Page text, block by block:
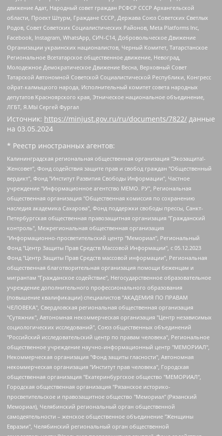
движение Адат, Народный совет граждан РСФСР СССР Архангельской
области, Проект Штурм, Граждане СССР, Держава Союз Советских Светлых
Родов, Совет Советских Социалистических Районов, Meta Platforms Inc,
Facebook, Instagram, WhatsApp, СИЧ-С14, Добровольческое Движение
Организации украинских националистов, Черный Комитет, Татарстанское
Региональное Всетатарское общественное движение, Невоград,
Молодежное Демократическое Движение Весна, Верховный Совет
Татарской Автономной Советской Социалистической Республики, Конгресс
ойрат-калмыцкого народа, Исполнительный комитет совета народных
депутатов Красноярского края, Этническое национальное объединение,
ЛГБТ, Я.МЫ Сергей Фургал
Источник: https://minjust.gov.ru/ru/documents/7822/ данные
на 03.05.2024
* Реестр иностранных агентов:
Калининградская региональная общественная организация "Экозащита!-Женсовет", Фонд содействия защите прав и свобод граждан "Общественный вердикт", Фонд "Институт Развития Свободы Информации", Частное учреждение "Информационное агентство МЕМО. РУ", Региональная общественная организация "Общественная комиссия по сохранению наследия академика Сахарова", Фонд поддержки свободы прессы, Санкт-Петербургская общественная правозащитная организация "Гражданский контроль", Межрегиональная общественная организация "Информационно-просветительский центр "Мемориал", Региональный Фонд "Центр Защиты Прав Средств Массовой Информации", с 05.12.2023 Фонд "Центр Защиты Прав Средств массовой информации", Региональная общественная благотворительная организация помощи беженцам и мигрантам "Гражданское содействие", Негосударственное образовательное учреждение дополнительного профессионального образования (повышение квалификации) специалистов "АКАДЕМИЯ ПО ПРАВАМ ЧЕЛОВЕКА", Свердловская региональная общественная организация "Сутяжник", Автономная некоммерческая организация "Центр независимых социологических исследований", Союз общественных объединений "Российский исследовательский центр по правам человека", Региональное общественное учреждение научно-информационный центр "МЕМОРИАЛ", Некоммерческая организация "Фонд защиты гласности", Автономная некоммерческая организация "Институт прав человека", Городская общественная организация "Екатеринбургское общество "МЕМОРИАЛ", Городская общественная организация "Рязанское историко-просветительское и правозащитное общество "Мемориал" (Рязанский Мемориал), Челябинский региональный орган общественной самодеятельности – женское общественное объединение "Женщины Евразии", Челябинский региональный орган общественной самодеятельности "Уральская правозащитная группа", Фонд содействия защите здоровья и социальной справедливости имени Андрея Рылькова, Автономная Некоммерческая Организация "Аналитический Центр Юрия Левады", Автономная некоммерческая организация социальной поддержки населения "Проект Апрель", Региональная общественная организация помощи женщинам и детям, находящимся в кризисной ситуации "Информационно-методический центр "Анна", Фонд содействия развитию массовых коммуникаций и правовому просвещению "Так-так-Так", Фонд содействия устойчивому развитию "Серебряная тайга", Свердловский региональный общественный фонд социальных проектов "Новое время", "Idel.Реалии", Кавказ.Реалии, Крым.Реалии, Телеканал Настоящее Время, Татаро-башкирская служба Радио Свобода (Azatliq Radiosi), Радио Свободная Европа/Радио Свобода (PCE/PC), "Сибирь.Реалии", "Фактограф", Благотворительный фонд помощи осужденным и их семьям, Автономная некоммерческая организация "Институт глобализации и социальных движений", Фонд "В защиту прав заключенных", Частное учреждение "Центр поддержки и содействия развитию средств массовой информации", Пензенский региональный общественный благотворительный фонд "Гражданский союз", "Север.Реалии", Некоммерческая организация Фонд "Правовая инициатива", Общество с ограниченной ответственностью "Радио Свободная Европа/Радио Свобода", Чешское информационное агентство "MEDIUM-ORIENT", Красноярская региональная общественная организация "Мы против СПИДа", Камалягин Денис Николаевич, Маркелов Сергей Евгеньевич, Пономарев Лев Александрович, Савицкая Людмила Алексеевна, Автономная некоммерческая организация "Центр по работе с проблемой насилия "НАСИЛИЮ.НЕТ", Межрегиональный профессиональный союз работников здравоохранения "Альянс врачей", Юридическое лицо, зарегистрированное в Латвийской Республике, SIA "Medusa Project" (регистрационный номер 40103797863, дата регистрации 10.06.2014), Некоммерческая организация "Фонд по борьбе с коррупцией", Автономная некоммерческая организация "Институт права и публичной политики", Баданин Роман Сергеевич, Гликин Максим Александрович, Железнова Мария Михайловна, Лукьянова Юлия Сергеевна, Маетная Елизавета Витальевна, Маняхин Петр Борисович, Чуракова Ольга Владимировна, Ярош Юлия Петровна, Юридическое лицо "The Insider SIA", зарегистрированное в Риге, Латвийская Республика (дата регистрации 26.06.2015), являющееся администратором доменного имени интернет-издания "The Insider SIA", https://theins.ru, Постернак Алексей Евгеньевич, Рубин Михаил Аркадьевич, Анин Роман Александрович, Юридическое лицо Istories fonds, зарегистрированное в Латвийской Республике (регистрационный номер 50008295751, дата регистрации 24.02.2020), Великовский Дмитрий Александрович, Долинина Ирина Николаевна, Мароховская Алеся Алексеевна, Шлейнов Роман Юрьевич, Шмагун Олеся Валентиновна, Общество с ограниченной ответственностью "Альтаир 2021", Общество с ограниченной ответственностью "Вега 2021", Общество с ограниченной ответственностью "Главный редактор 2021", Общество с ограниченной ответственностью "Ромашки монолит", Важенков Артем Валерьевич, Ивановская областная общественная организация "Центр гендерных исследований", Гурман Юрий Альбертович, Медиапроект "ОВД-Инфо", Егоров Владимир Владимирович, Жилинский Владимир Александрович, Общество с ограниченной ответственностью "ЗП", Иванова София Юрьевна, Карезина Инна Павловна, Кильтау Екатерина Викторовна, Петров Алексей Викторович, Пискунов Сергей Евгеньевич, Смирнов Сергей Сергеевич, Тихонов Михаил Сергеевич, Общество с ограниченной ответственностью "ЖУРНАЛИСТ-ИНОСТРАННЫЙ АГЕНТ", Арапова Галина Юрьевна, Вольтская Татьяна Анатольевна, Американская компания "Mason G.E.S. Anonymous Foundation" (США), являющаяся владельцем интернет-издания https://mnews.world/, Компания "Stichting Bellingcat", зарегистрированная в Нидерландах (дата регистрации 11.07.2018), Захаров Андрей Вячеславович, Клепиковская Екатерина Дмитриевна, Общество с ограниченной ответственностью "МЕМО", Перл Роман Александрович, Симонов Евгений Алексеевич, Соловьева Елена Анатольевна, Сотников Даниил Владимирович, Сурначева Елизавета Дмитриевна, Автономная некоммерческая организация по защите прав человека и информированию населения "Якутия – Наше Мнение", Общество с ограниченной ответственностью "Москоу диджитал медиа", с 26.01.2023 Общество с ограниченной ответственностью "Чайка Белые сады", Ветошкина Валерия Валерьевна, Заговора Максим Александрович, Межрегиональное общественное движение "Российская ЛГБТ - сеть", Оленичев Максим Владимирович, Павлов Иван Юрьевич, Скворцова Елена Сергеевна, Общество с ограниченной ответственностью "Как бы инагент", Кочетков Игорь Викторович, Общество с ограниченной ответственностью "Честные выборы", Еланчик Олег Александрович, Общество с ограниченной ответственностью "Нобелевский призыв", Гималова Регина Эмилевна, Григорьев Андрей Валерьевич, Григорьева Алина Александровна, Ассоциация по содействию защите прав призывников, альтернативнослужащих и военнослужащих "Правозащитная группа "Гражданин.Армия.Право", Хисамова Регина Фаритовна, Автономная некоммерческая организация по реализации социально-правовых программ "Лилит", Дальневосточное общественное движение "Маяк", Санкт-Петербургская ЛГБТ-инициативная группа "Выход", Инициативная группа ЛГБТ+ "Реверс", Алексеев Андрей Викторович, Бекбулатова Таисия Львовна, Беляев Иван Михайлович, Владыкина Елена Сергеевна, Гельман Марат Александрович, Никульшина Вероника Юрьевна, Толоконникова Надежда Андреевна, Шендерович Виктор Анатольевич, Общество с ограниченной ответственностью "Данное сообщение", Общество с ограниченной ответственностью Издательский дом "Новая глава", Айнбиндер Александра Александровна, Московский комьюнити-центр для ЛГБТ+инициатив, Благотворительный фонд развития филантропии, Deutsche Welle (Германия, Kurt-Schumacher-Strasse 3, 53113 Bonn), Борзунова Мария Михайловна, Воробьев Виктор Викторович, Голубева Анна Львовна, Константинова Алла Михайловна, Малкова Ирина Владимировна, Мурадов Мурад Абдулгалимович, Осетинская Елизавета Николаевна, Понасенков Евгений Николаевич, Ганапольский Матвей Юрьевич, Киселев Евгений Алексеевич, Борухович Ирина Григорьевна, Дремин Иван Тимофеевич, Дубровский Дмитрий Викторович, Красноярская региональная общественная организация поддержки и развития альтернативных образовательных технологий и межкультурных коммуникаций "ИНТЕРРА", Маяковская Екатерина Алексеевна, Фейгин Марк Захарович, Филимонов Андрей Викторович, Дзугкоева Регина Николаевна, Доброхотов Роман Александрович, Дудь Юрий Александрович, Елкин Сергей Владимирович, Кругликов Кирилл Игоревич, Сабунаева Мария Леонидовна, Семенов Алексей Владимирович, Шаинян Карен Багратович, Шульман Екатерина Михайловна, Асафьев Артур Валерьевич, Вахштайн Виктор Семенович, Венедиктов Алексей Алексеевич, Лушникова Екатерина Евгеньевна, Волков Леонид Михайлович, Невзоров Александр Глебович, Пархоменко Сергей Борисович, Сироткин Ярослав Николаевич, Кара-Мурза Владимир Владимирович, Баранова Наталья Владимировна, Гозман Леонид Яковлевич, Кагарлицкий Борис Юльевич, Климарев Михаил Валерьевич, Милов Владимир Станиславович, Автономная некоммерческая организация Краснодарский центр современного искусства "Типография", Моргенштерн Алишер Тагирович, Соболь Любовь Эдуардовна, Общество с ограниченной ответственностью "ЛИЗА НОРМ", Каспаров Гарри Кимович, Ходорковский Михаил Борисович, Общество с ограниченной ответственностью "Апрельские тезисы", Данилович Ирина Брониславовна, Кашин Олег Владимирович, Петров Николай Владимирович, Пивоваров Алексей Владимирович, Соколов Михаил Владимирович, Цветкова Юлия Владимировна, Чичваркин Евгений Александрович, Комитет против пыток/Команда против пыток, Общество с ограниченной ответственностью "Первый научный", Общество с ограниченной ответственностью "Вертолет и ко", Белоцерковская Вероника Борисовна, Кац Максим Евгеньевич, Лазарева Татьяна Юрьевна, Шаведдинов Руслан Табризович, Яшин Илья Валерьевич, Общество с ограниченной ответственностью "Иноагент ААВ", Алешковский Дмитрий Петрович, Альбац Евгения Марковна, Быков Дмитрий Львович, Галямина Юлия Евгеньевна, Лойко Сергей Леонидович, Мартынов Кирилл Константинович, Медведев Сергей Александрович, Крашенинников Федор Геннадиевич, Гордеева Катерина Вл